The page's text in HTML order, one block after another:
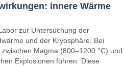
innere Wärme
zur Untersuchung der
und der Kryosphäre. Bei
Magma (800–1200 °C) und
Explosionen führen. Diese